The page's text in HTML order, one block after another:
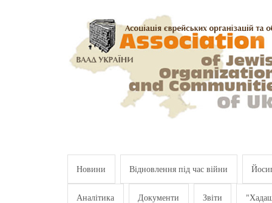
Новини Відновлення під час війни
Аналітика Документи Звіти